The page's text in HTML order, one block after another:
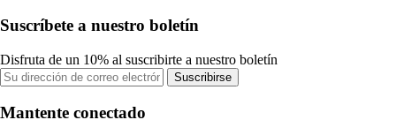
Suscríbete a nuestro boletín
Disfruta de un 10% al suscribirte a nuestro boletín
Suscribirse
Mantente conectado